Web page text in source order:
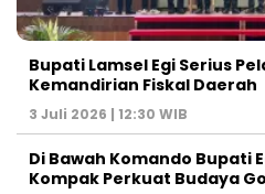
Bupati Lamsel Egi Serius
Kemandirian Fiskal Daerah
3 Juli 2026 | 12:30 WIB
Di Bawah Komando Bupati
Kompak Perkuat Budaya